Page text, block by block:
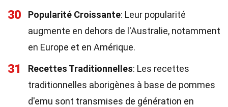
30 Popularité Croissante: Leur popularité
augmente en dehors de l'Australie, notamment
en Europe et en Amérique.
31 Recettes Traditionnelles: Les recettes
traditionnelles aborigènes à base de pommes
d'emu sont transmises de génération en